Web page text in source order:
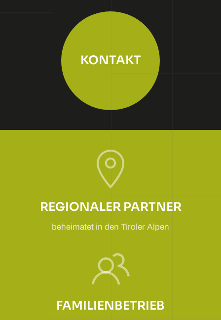
KONTAKT
REGIONALER PARTNER
beheimatet in den Tiroler Alpen
FAMILIENBETRIEB